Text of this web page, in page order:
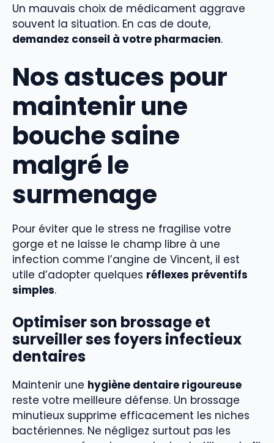
Un mauvais choix de médicament aggrave
souvent la situation. En cas de doute,
demandez conseil à votre pharmacien.
Nos astuces pour
maintenir une
bouche saine
malgré le
surmenage
Pour éviter que le stress ne fragilise votre
gorge et ne laisse le champ libre à une
infection comme l’angine de Vincent, il est
utile d’adopter quelques réflexes préventifs
simples.
Optimiser son brossage et
surveiller ses foyers infectieux
dentaires
Maintenir une hygiène dentaire rigoureuse
reste votre meilleure défense. Un brossage
minutieux supprime efficacement les niches
bactériennes. Ne négligez surtout pas les